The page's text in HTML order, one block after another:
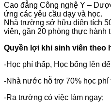
Cao đẳng Công nghệ Y –
ứng các yêu cầu dạy và học.
Nhà trường sở hữu diện tích
viên, gần 20 phòng thực
Quyền lợi khi sinh viên theo
-Học phí thấp, Học bổng lên
-Nhà nước hỗ trợ 70% học phí
-Ra trường có việc làm ngay;